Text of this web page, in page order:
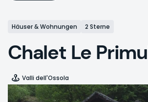
Häuser & Wohnungen 2 Sterne
Chalet Le
Valli dell'Ossola